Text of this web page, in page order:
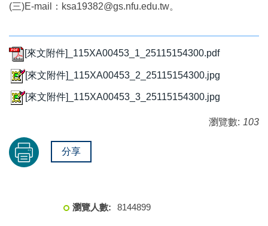
(三)E-mail：ksa19382@gs.nfu.edu.tw。
[來文附件]_115XA00453_1_25115154300.pdf
[來文附件]_115XA00453_2_25115154300.jpg
[來文附件]_115XA00453_3_25115154300.jpg
瀏覽數: 103
分享
8144899